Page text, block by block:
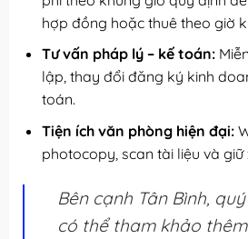
hợp đồng hoặc thuê theo giờ
Tư vấn pháp lý – kế toán:
lập, thay đổi đăng ký kinh
toán.
Tiện ích văn phòng hiện đại:
photocopy, scan tài liệu và
Bên cạnh Tân Bình,
có thể tham khảo